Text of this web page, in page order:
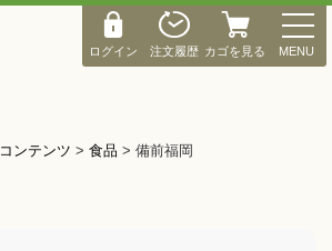
ログイン 注文履歴 カゴを見る
M
E
N
MENU
コンテンツ > 食品 > 備前福岡